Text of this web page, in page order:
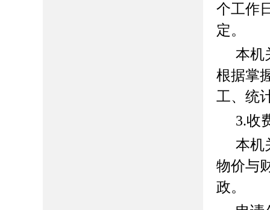
个工作
定。
本机
根据掌
工、统
3.收
本机
物价与
政。